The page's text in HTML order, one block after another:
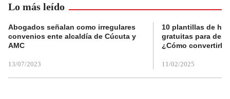
Lo más leído
Abogados señalan como irregulares
convenios ente alcaldía de Cúcuta y
AMC
13/07/2023
10 plantillas de
gratuitas para
¿Cómo convertirla
11/02/2025